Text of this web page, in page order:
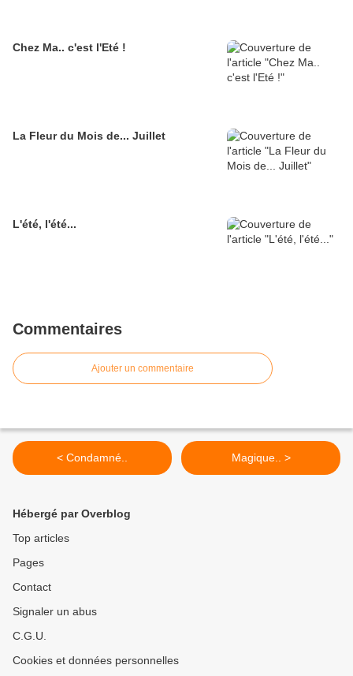
Chez Ma.. c'est l'Eté !
La Fleur du Mois de... Juillet
L'été, l'été...
Commentaires
Ajouter un commentaire
< Condamné.. Magique.. >
Hébergé par Overblog
Top articles
Pages
Contact
Signaler un abus
C.G.U.
Cookies et données personnelles